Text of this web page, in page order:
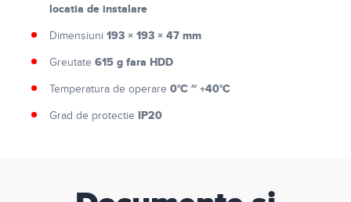
locatia de instalare
Dimensiuni 193 × 193 × 47 mm
Greutate 615 g fara HDD
Temperatura de operare 0°C ~ +40°C
Grad de protectie IP20